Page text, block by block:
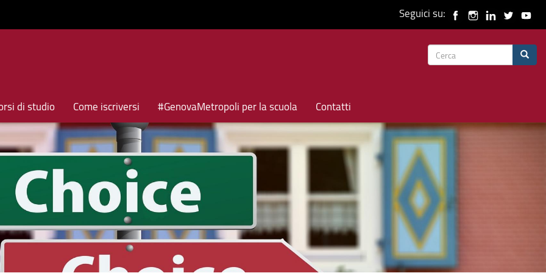
Seguici su:
Form
di studio Come iscriversi #GenovaMetropoli per la scuola Contatti